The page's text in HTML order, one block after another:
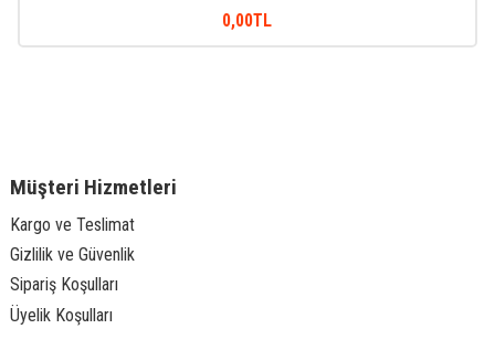
0,00TL
Müşteri Hizmetleri
Kargo ve Teslimat
Gizlilik ve Güvenlik
Sipariş Koşulları
Üyelik Koşulları